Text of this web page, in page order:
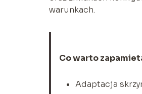
warunkach.
Co warto
Adaptacja